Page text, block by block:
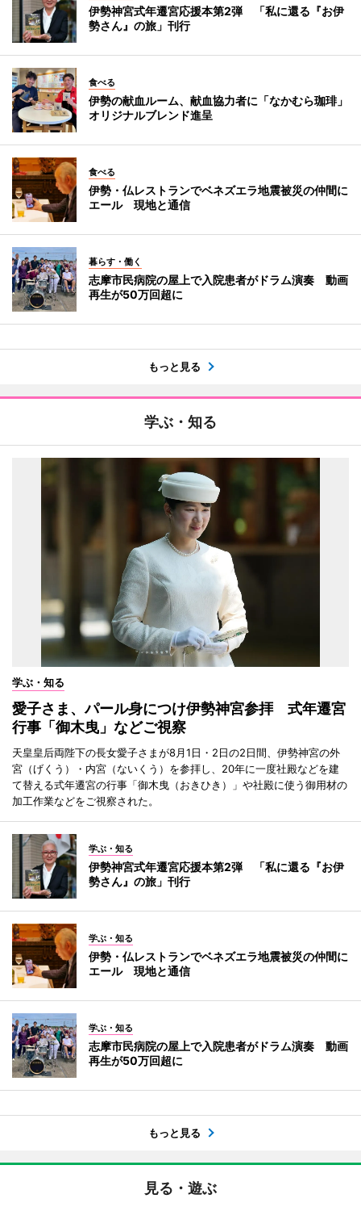
伊勢神宮式年遷宮応援本第2弾 「私に還る『お伊
勢さん』の旅」刊行
食べる
伊勢の献血ルーム、献血協力者に「なかむら珈琲」
オリジナルブレンド進呈
食べる
伊勢・仏レストランでベネズエラ地震被災の仲間に
エール 現地と通信
暮らす・働く
志摩市民病院の屋上で入院患者がドラム演奏 動画
再生が50万回超に
もっと見る
学ぶ・知る
学ぶ・知る
愛子さま、パール身につけ伊勢神宮参拝 式年遷宮
行事「御木曳」などご視察
天皇皇后両陛下の長女愛子さまが8月1日・2日の2日間、伊勢神宮の外
宮（げくう）・内宮（ないくう）を参拝し、20年に一度社殿などを建
て替える式年遷宮の行事「御木曳（おきひき）」や社殿に使う御用材の
加工作業などをご視察された。
学ぶ・知る
伊勢神宮式年遷宮応援本第2弾 「私に還る『お伊
勢さん』の旅」刊行
学ぶ・知る
伊勢・仏レストランでベネズエラ地震被災の仲間に
エール 現地と通信
学ぶ・知る
志摩市民病院の屋上で入院患者がドラム演奏 動画
再生が50万回超に
もっと見る
見る・遊ぶ